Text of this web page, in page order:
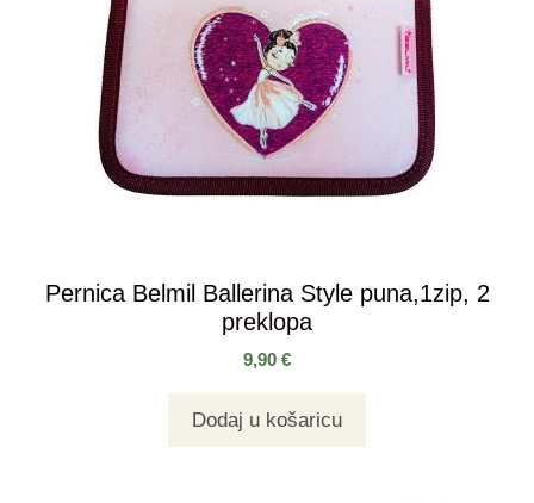
Pernica Belmil Ballerina Style puna,1zip, 2
preklopa
9,90 €
Dodaj u košaricu